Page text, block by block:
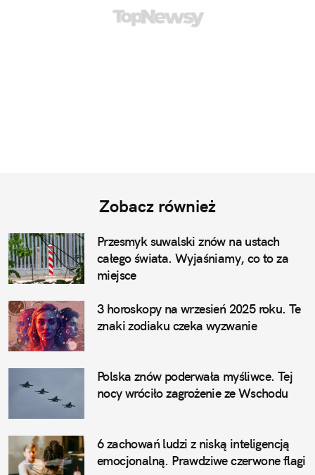
Zobacz również
Przesmyk suwalski znów na ustach
całego świata. Wyjaśniamy, co to za
miejsce
3 horoskopy na wrzesień 2025 roku. Te
znaki zodiaku czeka wyzwanie
Polska znów poderwała myśliwce. Tej
nocy wróciło zagrożenie ze Wschodu
6 zachowań ludzi z niską inteligencją
emocjonalną. Prawdziwe czerwone flagi